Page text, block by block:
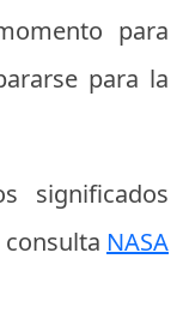
para
para la
significados
consulta NASA